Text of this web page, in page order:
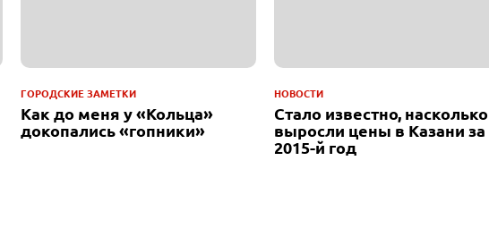
ГОРОДСКИЕ ЗАМЕТКИ
Как до меня у «Кольца»
докопались «гопники»
НОВОСТИ
Стало известно, насколько
выросли цены в Казани за
2015-й год